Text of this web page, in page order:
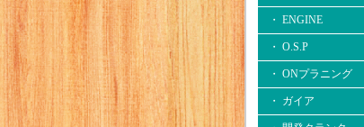
・ ENGINE
・ O.S.P
・ ONプラニング
・ ガイア